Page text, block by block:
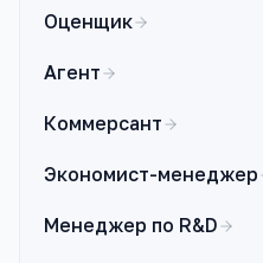
Оценщик
Агент
Коммерсант
Экономист-менеджер
Менеджер по R&D